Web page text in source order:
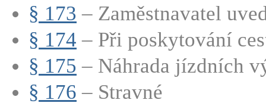
§ 173 – Zaměstnavatel
§ 174 – Při poskytování
§ 175 – Náhrada jízdních
§ 176 – Stravné